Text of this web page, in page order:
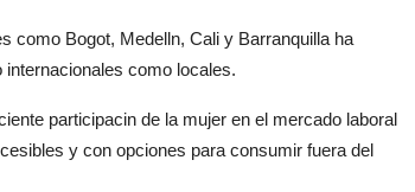
como Bogot, Medelln, Cali y Barranquilla ha
como locales.
participacin de la mujer en el mercado laboral
y con opciones para consumir fuera del